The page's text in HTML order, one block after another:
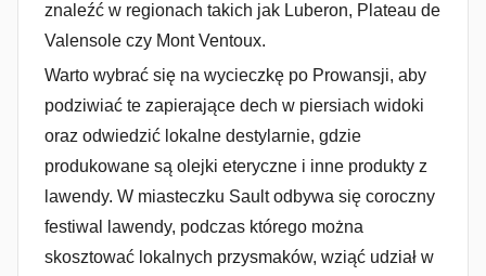
znaleźć w regionach takich jak Luberon, Plateau de
Valensole czy Mont Ventoux.
Warto wybrać się na wycieczkę po Prowansji, aby
podziwiać te zapierające dech w piersiach widoki
oraz odwiedzić lokalne destylarnie, gdzie
produkowane są olejki eteryczne i inne produkty z
lawendy. W miasteczku Sault odbywa się coroczny
festiwal lawendy, podczas którego można
skosztować lokalnych przysmaków, wziąć udział w